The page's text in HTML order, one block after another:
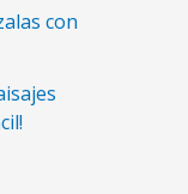
con